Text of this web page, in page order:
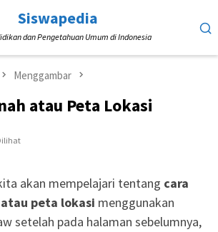
Siswapedia
dan Pengetahuan Umum di Indonesia
Menggambar
atau Peta Lokasi
akan mempelajari tentang cara
peta lokasi menggunakan
setelah pada halaman sebelumnya,